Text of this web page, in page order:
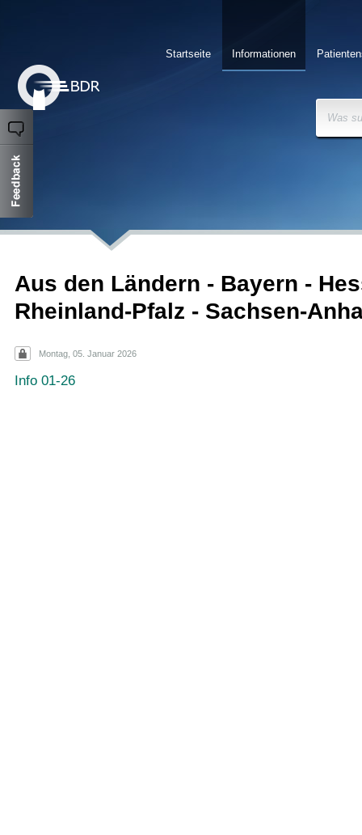
Informationen
Startseite
Was
Aus den Ländern - Bayern -
Rheinland-Pfalz - Sachsen-
Montag, 05. Januar 2026
Info 01-26